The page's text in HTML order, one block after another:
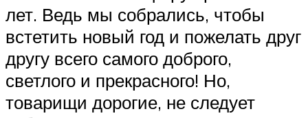
лет. Ведь мы собрались, чтобы
встетить новый год и пожелать друг
другу всего самого доброго,
светлого и прекрасного! Но,
товарищи дорогие, не следует